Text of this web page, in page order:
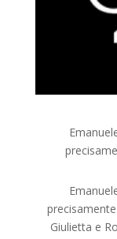
Giulietta e